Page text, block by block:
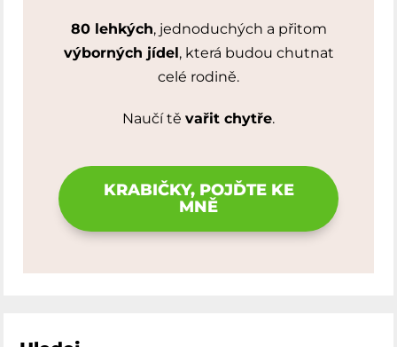
80 lehkých, jednoduchých a přitom
výborných jídel, která budou chutnat
celé rodině.
Naučí tě vařit chytře.
KRABIČKY, POJĎTE KE
MNĚ